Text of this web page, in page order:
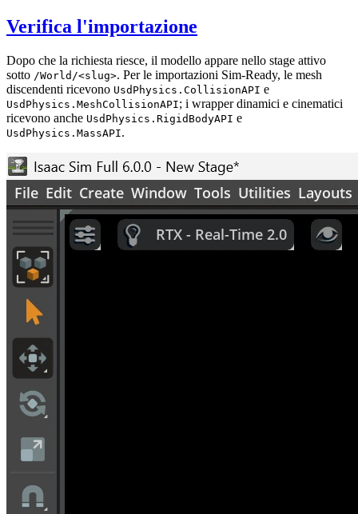
Verifica l'importazione
Dopo che la richiesta riesce, il modello appare nello stage attivo
sotto /World/<slug>. Per le importazioni Sim-Ready, le mesh
discendenti ricevono UsdPhysics.CollisionAPI e
UsdPhysics.MeshCollisionAPI; i wrapper dinamici e cinematici
ricevono anche UsdPhysics.RigidBodyAPI e
UsdPhysics.MassAPI.